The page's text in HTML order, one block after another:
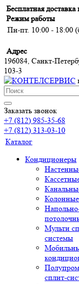
Бесплатная
Режим работы
Пн-пт. 10:00 - 18:00
Адрес
196084, Санкт-
103-3
Заказать звонок
+7 (812) 985-35-68
+7 (812) 313-03-10
Каталог
Кондиционеры
Колонные
Мульти
системы
сплит-